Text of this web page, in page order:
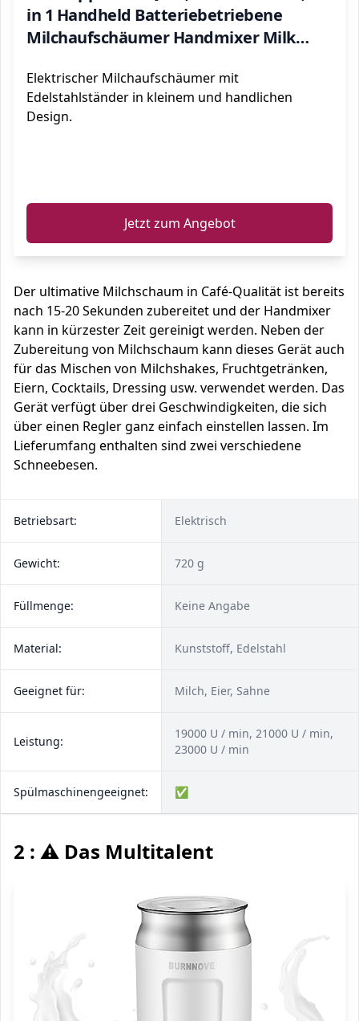
in 1 Handheld Batteriebetriebene
Milchaufschäumer Handmixer Milk
Kaffee,Latte
Elektrischer Milchaufschäumer mit
Edelstahlständer in kleinem und handlichen
Design.
Jetzt zum Angebot
Der ultimative Milchschaum in Café-Qualität ist bereits
nach 15-20 Sekunden zubereitet und der Handmixer
kann in kürzester Zeit gereinigt werden. Neben der
Zubereitung von Milchschaum kann dieses Gerät auch
für das Mischen von Milchshakes, Fruchtgetränken,
Eiern, Cocktails, Dressing usw. verwendet werden. Das
Gerät verfügt über drei Geschwindigkeiten, die sich
über einen Regler ganz einfach einstellen lassen. Im
Lieferumfang enthalten sind zwei verschiedene
Schneebesen.
Betriebsart: Elektrisch
Gewicht: 720 g
Füllmenge: Keine Angabe
Material: Kunststoff, Edelstahl
Geeignet für: Milch, Eier, Sahne
Leistung:
19000 U / min, 21000 U / min,
23000 U / min
Spülmaschinengeeignet: ✅
2 : ⚠️ Das Multitalent